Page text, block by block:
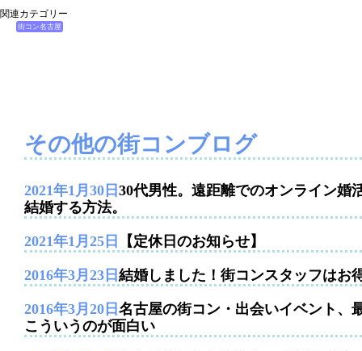
関連カテゴリー
街コン名古屋
その他の街コンブログ
2021年1月30日 30代男性。遠距離でのオンライン婚
結婚する方法。
2021年1月25日 【定休日のお知らせ】
2016年3月23日 結婚しました！街コンスタッフはお
2016年3月20日 名古屋の街コン・出会いイベント、
こういうのが面白い